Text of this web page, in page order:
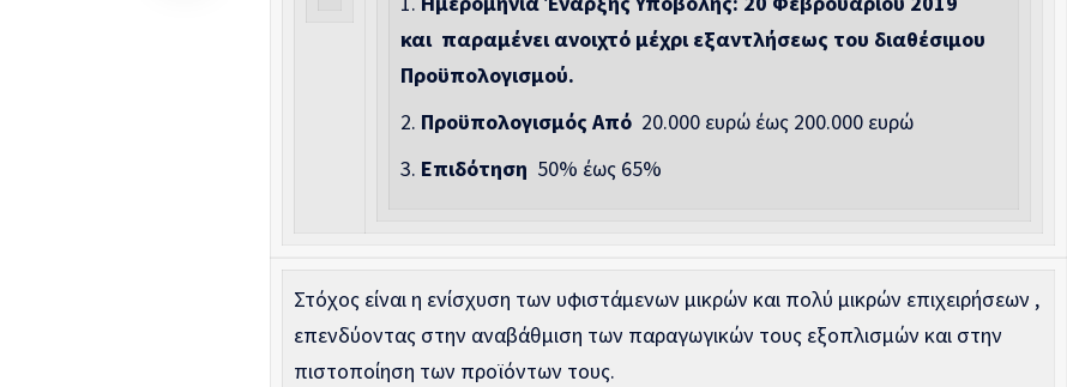
και παραμένει ανοιχτό μέχρι εξαντλήσεως του διαθέσιμου
Προϋπολογισμού.
Προϋπολογισμός Από 20.000 ευρώ έως 200.000 ευρώ
Επιδότηση 50% έως 65%
Στόχος είναι η ενίσχυση των υφιστάμενων μικρών και πολύ μικρών επιχειρήσεων ,
επενδύοντας στην αναβάθμιση των παραγωγικών τους εξοπλισμών και στην
πιστοποίηση των προϊόντων τους.